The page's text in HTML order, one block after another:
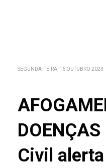
SEGUNDA-FEIRA, 16 OUTUBRO 2023
Civil